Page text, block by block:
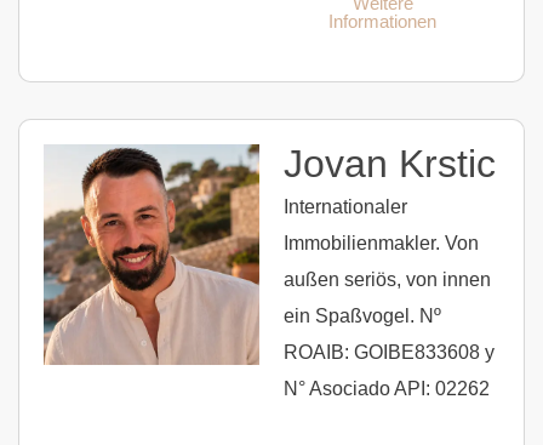
Informationen
Jovan Krstic
Internationaler
Immobilienmakler. Von
außen seriös, von innen
ein Spaßvogel. Nº
ROAIB: GOIBE833608 y
N° Asociado API: 02262